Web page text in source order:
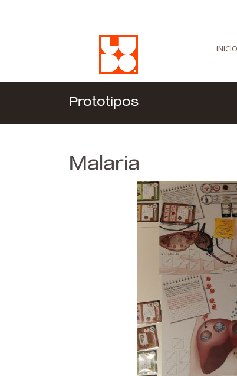
INICIO
Prototipos
Malaria